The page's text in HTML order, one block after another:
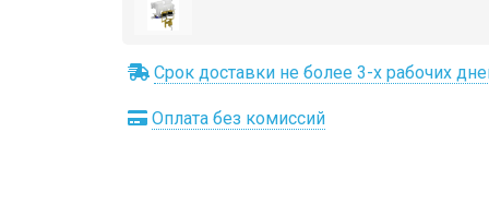
Срок доставки не более 3-х рабочих
Оплата без комиссий